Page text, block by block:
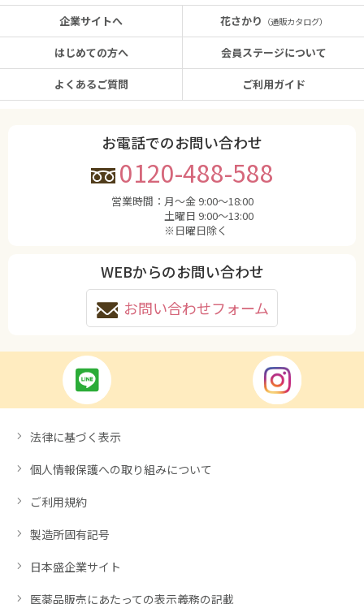
企業サイトへ
はじめての方へ
よくあるご質問
花さかり （通販カタログ）
会員ステージについて
ご利用ガイド
お電話でのお問い合わせ
0120-488-588
営業時間： 月〜金 9:00〜18:00
土曜日 9:00〜13:00
※日曜日除く
WEBからのお問い合わせ
お問い合わせフォーム
法律に基づく表示
個人情報保護への取り組みについて
ご利用規約
製造所固有記号
日本盛企業サイト
医薬品販売にあたっての表示義務の記載